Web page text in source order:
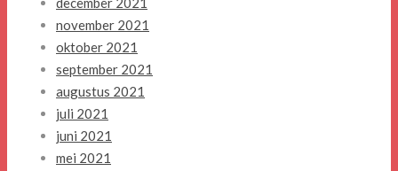
november 2021
oktober 2021
september 2021
augustus 2021
juli 2021
juni 2021
mei 2021